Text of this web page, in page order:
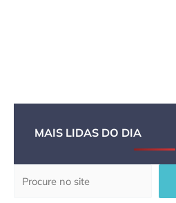
MAIS LIDAS DO DIA